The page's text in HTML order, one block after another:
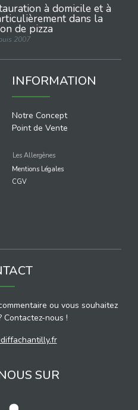
à domicile et à
dans la
de pizza
2007
INFORMATION
Notre Concept
Point de Vente
Les Allergènes
Mentions Légales
CGV
ou vous souhaitez
Contactez-nous !
SUR